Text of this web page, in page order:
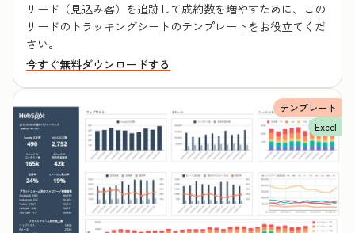
リード（見込み客）を追跡して成約数を増やすために、この
リードのトラッキングシートのテンプレートをお役立てくだ
さい。
今すぐ無料ダウンロードする
テンプレート
Excel